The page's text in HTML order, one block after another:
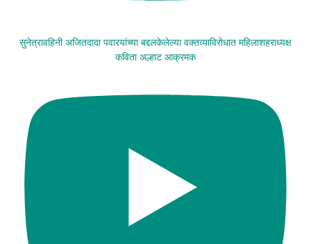
सुनेत्रावहिनी अजितदादा पवारयांच्या बद्दलकेलेल्या वक्तव्याविरोधात महिलाशहराध्यक्ष
कविता अल्हाट आक्रमक